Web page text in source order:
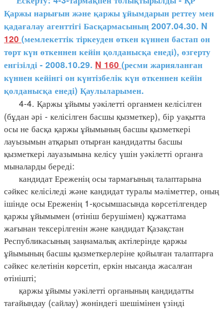
Қаржы нарығын және қаржы ұйымдарын реттеу мен
қадағалау агенттігі Басқармасының 2007.04.30. N
120 (мемлекеттік тіркеуден өткен күннен бастап он
төрт күн өткеннен кейін қолданысқа енеді), өзгерту
енгізілді - 2008.10.29. N 160 (ресми жарияланған
күннен кейінгі он күнтізбелік күн өткеннен кейін
қолданысқа енеді) Қаулыларымен.
4-4. Қаржы ұйымы уәкілетті органмен келісілген
(бұдан әрі - келісілген басшы қызметкер), бір уақытта
осы не басқа қаржы ұйымының басшы қызметкері
лауызымын атқарып отырған кандидатты басшы
қызметкері лауазымына келісу үшін уәкілетті органға
мыналарды береді:
кандидат Ереженің осы тармағының талаптарына
сәйкес келісіледі және кандидат туралы мәліметтер, оның
ішінде осы Ереженің 1-қосымшасында көрсетілгендер
қаржы ұйымымен (өтініш берушімен) құжаттама
жағынан тексерілгенін және кандидат Қазақстан
Республикасының заңнамалық актілерінде қаржы
ұйымының басшы қызметкерлеріне қойылған талаптарға
сәйкес келетінін көрсетіп, еркін нысанда жасалған
өтінішті;
қаржы ұйымы уәкілетті органының кандидатты
тағайындау (сайлау) жөніндегі шешімінен үзінді